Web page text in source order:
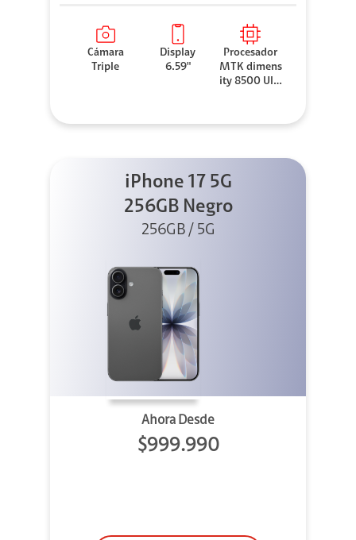
Cámara
Triple
Display
6.59"
Procesador
MTK dimens
ity 8500 Ultr
iPhone 17 5G
256GB Negro
256GB / 5G
Ahora Desde
$999.990